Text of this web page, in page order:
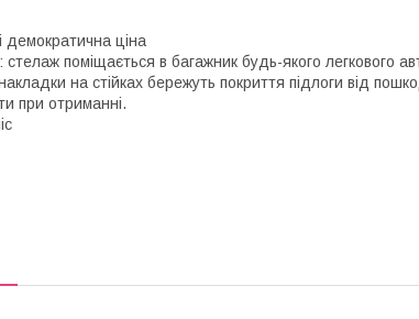
демократична ціна
стелаж поміщається в багажник будь-якого легкового
на стійках бережуть покриття підлоги від
при отриманні.